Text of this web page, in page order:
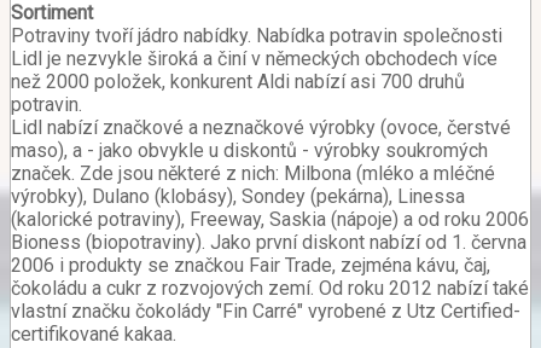
Sortiment
Potraviny tvoří jádro nabídky. Nabídka potravin společnosti
Lidl je nezvykle široká a činí v německých obchodech více
než 2000 položek, konkurent Aldi nabízí asi 700 druhů
potravin.
Lidl nabízí značkové a neznačkové výrobky (ovoce, čerstvé
maso), a - jako obvykle u diskontů - výrobky soukromých
značek. Zde jsou některé z nich: Milbona (mléko a mléčné
výrobky), Dulano (klobásy), Sondey (pekárna), Linessa
(kalorické potraviny), Freeway, Saskia (nápoje) a od roku 2006
Bioness (biopotraviny). Jako první diskont nabízí od 1. června
2006 i produkty se značkou Fair Trade, zejména kávu, čaj,
čokoládu a cukr z rozvojových zemí. Od roku 2012 nabízí také
vlastní značku čokolády "Fin Carré" vyrobené z Utz Certified-
certifikované kakaa.